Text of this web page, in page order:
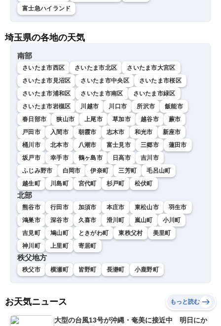
富士急ハイランド
埼玉県の各地の天気
南部
さいたま市西区 さいたま市北区
さいたま市大宮区
さいたま市見沼区
さいたま市中央区
さいたま市桜区
さいたま市浦和区
さいたま市南区
さいたま市緑区
さいたま市岩槻区
川越市 川口市 所沢市
飯能市
春日部市
狭山市 上尾市 草加市 越谷市
蕨市
戸田市
入間市 朝霞市 志木市 和光市
新座市
桶川市
北本市 八潮市 富士見市 三郷市
蓮田市
坂戸市
幸手市 鶴ヶ島市 日高市
吉川市
ふじみ野市
白岡市 伊奈町 三芳町
毛呂山町
越生町
川島町 宮代町 杉戸町 松伏町
北部
熊谷市 行田市 加須市 本庄市 東松山市
羽生市
鴻巣市
深谷市 久喜市 滑川町 嵐山町
小川町
吉見町
鳩山町 ときがわ町 東秩父村
美里町
神川町
上里町 寄居町
秩父地方
秩父市 横瀬町 皆野町 長瀞町 小鹿野町
お天気ニュース もっと読む
大型の台風13号が沖縄・奄美に接近中 明日にか